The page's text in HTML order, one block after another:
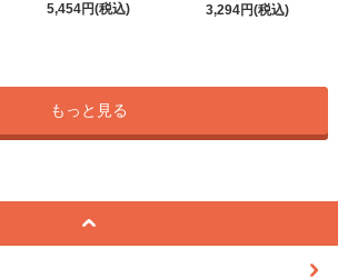
5,454円(税込)
3,294円(税込)
もっと見る